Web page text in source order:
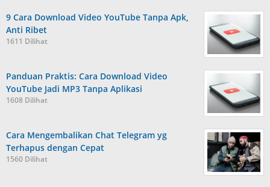
9 Cara Download Video YouTube Tanpa Apk,
Anti Ribet
1611 Dilihat
Panduan Praktis: Cara Download Video
YouTube Jadi MP3 Tanpa Aplikasi
1608 Dilihat
Cara Mengembalikan Chat Telegram yg
Terhapus dengan Cepat
1560 Dilihat